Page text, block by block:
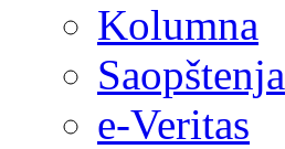
Kolumna
Saopštenja
e-Veritas